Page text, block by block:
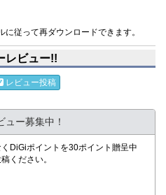
従って再ダウンロードできます。
レビュー!!
レビュー投稿
ュー募集中！
DiGiポイントを30ポイント贈呈中
ください。